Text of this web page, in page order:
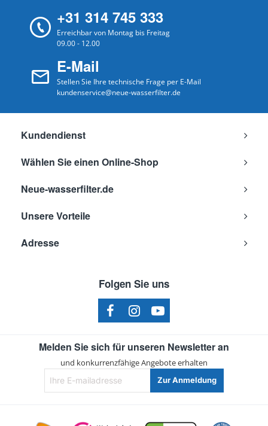
+31 314 745 333
Erreichbar von Montag bis Freitag
09.00 - 12.00
E-Mail
Stellen Sie Ihre technische Frage per E-Mail
kundenservice@neue-wasserfilter.de
Kundendienst
Wählen Sie einen Online-Shop
Neue-wasserfilter.de
Unsere Vorteile
Adresse
Folgen Sie uns
Melden Sie sich für unseren Newsletter an
und konkurrenzfähige Angebote erhalten
E-
mailadresse
Zur Anmeldung